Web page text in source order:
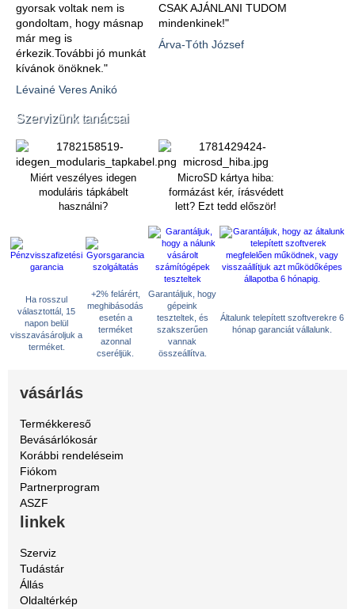
gyorsak voltak nem is
gondoltam, hogy másnap
már meg is
érkezik.További jó munkát
kívánok önöknek."
Lévainé Veres Anikó
CSAK AJÁNLANI TUDOM
mindenkinek!"
Árva-Tóth József
Szervizünk tanácsai
Miért veszélyes idegen
moduláris tápkábelt
használni?
MicroSD kártya hiba:
formázást kér, írásvédett
lett? Ezt tedd először!
Ha rosszul
választottál, 15
napon belül
visszavásároljuk a
terméket.
+2% felárért,
meghibásodás
esetén a
terméket
azonnal
cseréljük.
Garantáljuk, hogy
gépeink
teszteltek, és
szakszerűen
vannak
összeállítva.
Általunk telepített szoftverekre 6
hónap garanciát vállalunk.
vásárlás
Termékkereső
Bevásárlókosár
Korábbi rendeléseim
Fiókom
Partnerprogram
ASZF
linkek
Szerviz
Tudástár
Állás
Oldaltérkép